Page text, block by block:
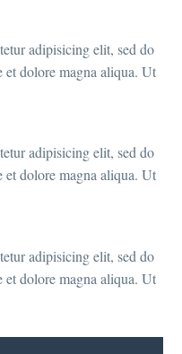
adipisicing elit, sed do
dolore magna aliqua. Ut
adipisicing elit, sed do
dolore magna aliqua. Ut
adipisicing elit, sed do
dolore magna aliqua. Ut